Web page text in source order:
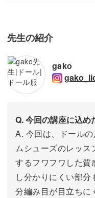
先生の紹介
gako
Q. 今回の講座に込め
A. 今回は、ドール
ムシューズのレッス
するフワフワした質
し分かりにくい部
分編み目が目立ちに